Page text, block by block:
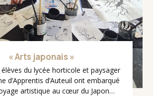
« Arts japonais »
élèves du lycée horticole et paysager
d’Apprentis d’Auteuil ont embarqué
artistique au cœur du Japon…